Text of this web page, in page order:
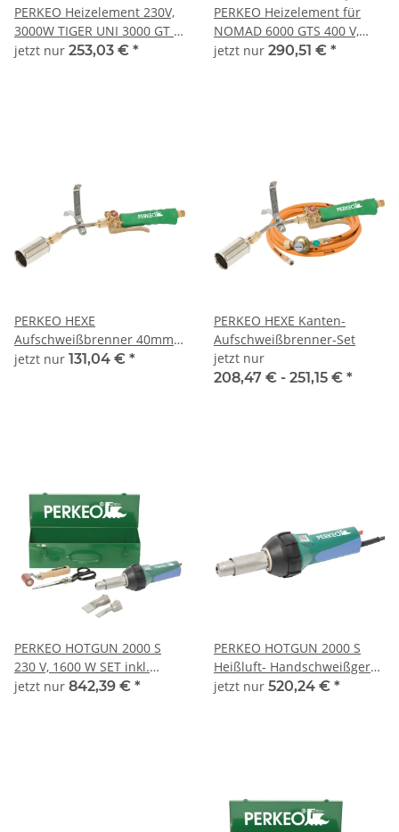
PERKEO Heizelement 230V,
3000W TIGER UNI 3000 GT -
600/02/203
jetzt nur 253,03 € *
PERKEO Heizelement für
NOMAD 6000 GTS 400 V,
5700 W - 600/02/200
jetzt nur 290,51 € *
PERKEO HEXE
Aufschweißbrenner 40mm-
Kopf 125mm-
jetzt nur 131,04 € *
PERKEO HEXE Kanten-
Aufschweißbrenner-Set
jetzt nur
208,47 € - 251,15 € *
PERKEO HOTGUN 2000 S
230 V, 1600 W SET inkl.
Zubehör u.
jetzt nur 842,39 € *
PERKEO HOTGUN 2000 S
Heißluft- Handschweißgerät
230 V, 1600 W - 745/01
jetzt nur 520,24 € *